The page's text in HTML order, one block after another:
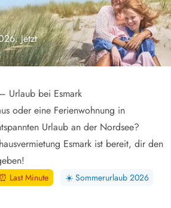
Jetzt
Urlaub bei Esmark
oder eine Ferienwohnung in
Urlaub an der Nordsee?
Esmark ist bereit, dir den
⏰ Last Minute ☀️ Sommerurlaub 2026